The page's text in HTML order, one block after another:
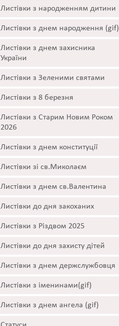
Листівки з народженням дитини
Листівки з днем народження (gif)
Листівки з днем захисника
України
Листівки з Зеленими святами
Листівки з 8 березня
Листівки з Старим Новим Роком
2026
Листівки з днем конституції
Листівки зі св.Миколаєм
Листівки з днем св.Валентина
Листівки до дня закоханих
Листівки з Різдвом 2025
Листівки до дня захисту дітей
Листівки з днем держслужбовця
Листівки з іменинами(gif)
Листівки з днем ангела (gif)